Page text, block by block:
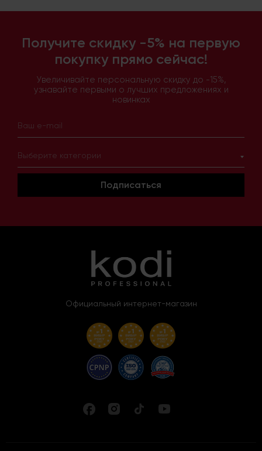
Получите скидку -5% на первую
покупку прямо сейчас!
Увеличивайте персональную скидку до -15%,
узнавайте первыми о лучших предложениях и
новинках
Выберите категории
Подписаться
Официальный интернет-магазин